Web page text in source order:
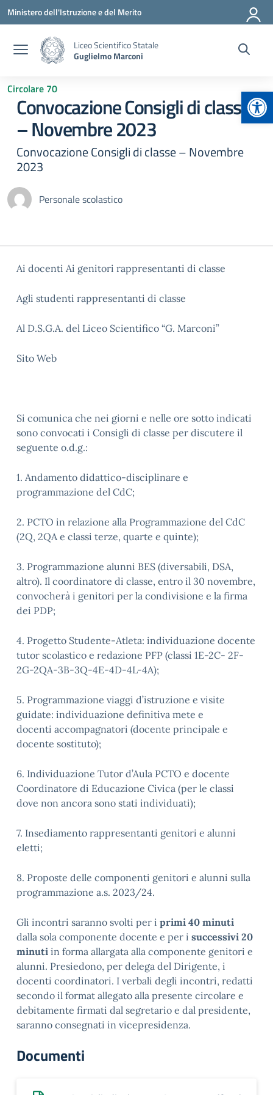
Vai ai contenuti
Vai al menu di navigazione
Vai al footer
Ministero dell'Istruzione e del Merito
Liceo Scientifico Statale
Guglielmo Marconi
Circolare 70
Convocazione Consigli di classe
– Novembre 2023
Convocazione Consigli di classe – Novembre
2023
Personale scolastico
Ai docenti Ai genitori rappresentanti di classe
Agli studenti rappresentanti di classe
Al D.S.G.A. del Liceo Scientifico “G. Marconi”
Sito Web
Si comunica che nei giorni e nelle ore sotto indicati
sono convocati i Consigli di classe per discutere il
seguente o.d.g.:
1. Andamento didattico-disciplinare e
programmazione del CdC;
2. PCTO in relazione alla Programmazione del CdC
(2Q, 2QA e classi terze, quarte e quinte);
3. Programmazione alunni BES (diversabili, DSA,
altro). Il coordinatore di classe, entro il 30 novembre,
convocherà i genitori per la condivisione e la firma
dei PDP;
4. Progetto Studente-Atleta: individuazione docente
tutor scolastico e redazione PFP (classi 1E-2C- 2F-
2G-2QA-3B-3Q-4E-4D-4L-4A);
5. Programmazione viaggi d’istruzione e visite
guidate: individuazione definitiva mete e
docenti accompagnatori (docente principale e
docente sostituto);
6. Individuazione Tutor d’Aula PCTO e docente
Coordinatore di Educazione Civica (per le classi
dove non ancora sono stati individuati);
7. Insediamento rappresentanti genitori e alunni
eletti;
8. Proposte delle componenti genitori e alunni sulla
programmazione a.s. 2023/24.
Gli incontri saranno svolti per i primi 40 minuti
dalla sola componente docente e per i successivi 20
minuti in forma allargata alla componente genitori e
alunni. Presiedono, per delega del Dirigente, i
docenti coordinatori. I verbali degli incontri, redatti
secondo il format allegato alla presente circolare e
debitamente firmati dal segretario e dal presidente,
saranno consegnati in vicepresidenza.
Documenti